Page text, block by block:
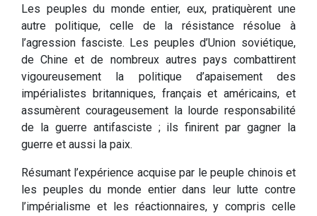
Les peuples du monde entier, eux, pratiquèrent une
autre politique, celle de la résistance résolue à
l’agression fasciste. Les peuples d’Union soviétique,
de Chine et de nombreux autres pays combattirent
vigoureusement la politique d’apaisement des
impérialistes britanniques, français et américains, et
assumèrent courageusement la lourde responsabilité
de la guerre antifasciste ; ils finirent par gagner la
guerre et aussi la paix.
Résumant l’expérience acquise par le peuple chinois et
les peuples du monde entier dans leur lutte contre
l’impérialisme et les réactionnaires, y compris celle